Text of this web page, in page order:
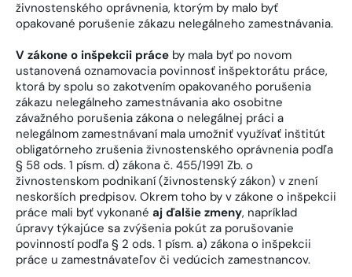
živnostenského oprávnenia, ktorým by malo byť
opakované porušenie zákazu nelegálneho zamestnávania.
V zákone o inšpekcii práce by mala byť po novom
ustanovená oznamovacia povinnosť inšpektorátu práce,
ktorá by spolu so zakotvením opakovaného porušenia
zákazu nelegálneho zamestnávania ako osobitne
závažného porušenia zákona o nelegálnej práci a
nelegálnom zamestnávaní mala umožniť využívať inštitút
obligatórneho zrušenia živnostenského oprávnenia podľa
§ 58 ods. 1 písm. d) zákona č. 455/1991 Zb. o
živnostenskom podnikaní (živnostenský zákon) v znení
neskorších predpisov. Okrem toho by v zákone o inšpekcii
práce mali byť vykonané aj ďalšie zmeny, napríklad
úpravy týkajúce sa zvýšenia pokút za porušovanie
povinností podľa § 2 ods. 1 písm. a) zákona o inšpekcii
práce u zamestnávateľov či vedúcich zamestnancov.